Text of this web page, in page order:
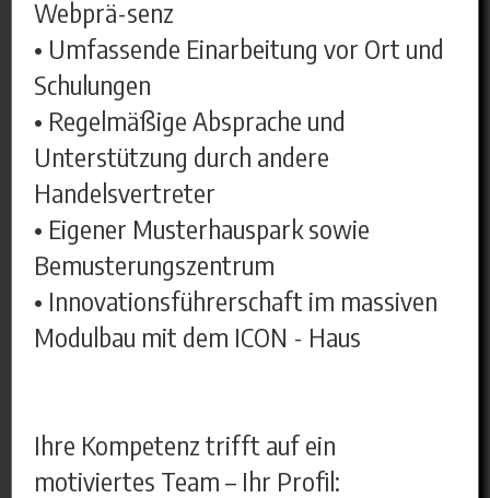
Webprä-senz
• Umfassende Einarbeitung vor Ort und
Schulungen
• Regelmäßige Absprache und
Unterstützung durch andere
Handelsvertreter
• Eigener Musterhauspark sowie
Bemusterungszentrum
• Innovationsführerschaft im massiven
Modulbau mit dem ICON - Haus
Ihre Kompetenz trifft auf ein
motiviertes Team – Ihr Profil: